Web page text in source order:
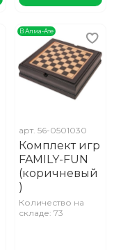
В Алма-Ате
арт.56-0501030
Комплект игр
FAMILY-FUN
(коричневый
)
Количество на
складе: 73